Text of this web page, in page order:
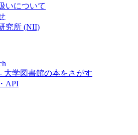
いについて
究所 (NII)
大学図書館の本をさがす
API